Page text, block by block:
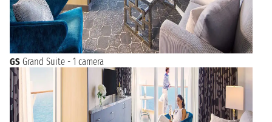
GS Grand Suite - 1 camera